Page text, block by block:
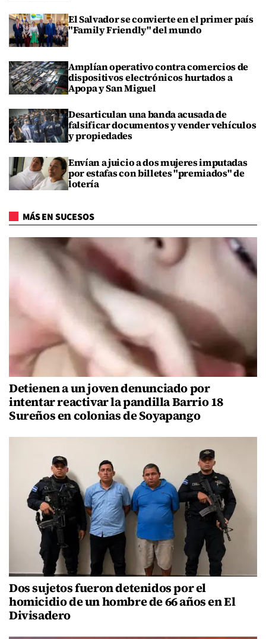
El Salvador se convierte en el primer país
"Family Friendly" del mundo
Amplían operativo contra comercios de
dispositivos electrónicos hurtados a
Apopa y San Miguel
Desarticulan una banda acusada de
falsificar documentos y vender vehículos
y propiedades
Envían a juicio a dos mujeres imputadas
por estafas con billetes "premiados" de
lotería
MÁS EN SUCESOS
Detienen a un joven denunciado por
intentar reactivar la pandilla Barrio 18
Sureños en colonias de Soyapango
Dos sujetos fueron detenidos por el
homicidio de un hombre de 66 años en El
Divisadero